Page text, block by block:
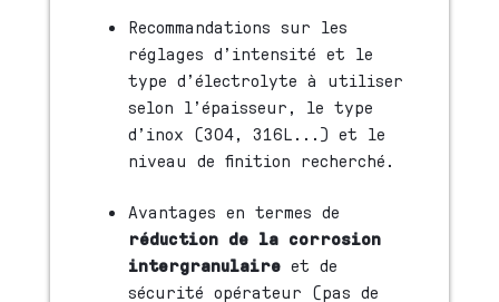
Recommandations sur les
réglages d’intensité et le
type d’électrolyte à utiliser
selon l’épaisseur, le type
d’inox (304, 316L...) et le
niveau de finition recherché.
Avantages en termes de
réduction de la corrosion
intergranulaireet de
sécurité opérateur (pas de